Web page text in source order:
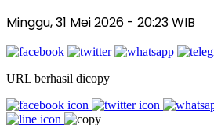
Minggu, 31 Mei 2026 - 20:23 WIB
URL berhasil dicopy